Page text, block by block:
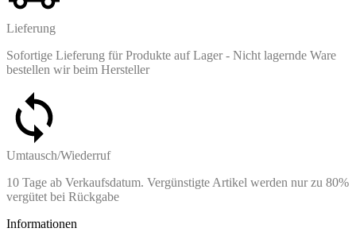
Lieferung
Sofortige Lieferung für Produkte auf Lager - Nicht lagernde Ware
bestellen wir beim Hersteller
Umtausch/Wiederruf
10 Tage ab Verkaufsdatum. Vergünstigte Artikel werden nur zu 80%
vergütet bei Rückgabe
Informationen